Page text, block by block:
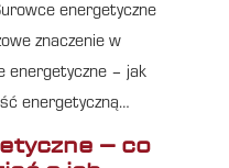
energetyczne
znaczenie w
energetyczne – jak
energetyczną…
– co